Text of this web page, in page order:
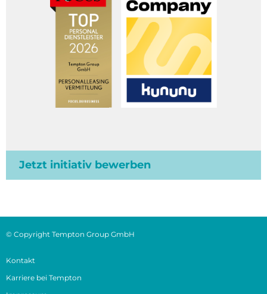
Jetzt initiativ bewerben
© Copyright Tempton Group GmbH
Kontakt
Karriere bei Tempton